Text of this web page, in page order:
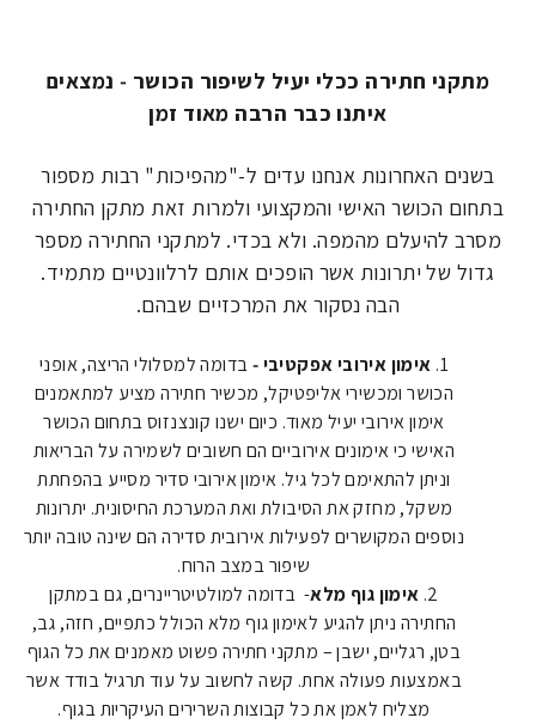
מתקני חתירה ככלי יעיל לשיפור הכושר - נמצאים
איתנו כבר הרבה מאוד זמן
בשנים האחרונות אנחנו עדים ל-"מהפיכות" רבות מספור
בתחום הכושר האישי והמקצועי ולמרות זאת מתקן החתירה
מסרב להיעלם מהמפה. ולא בכדי. למתקני החתירה מספר
גדול של יתרונות אשר הופכים אותם לרלוונטיים מתמיד.
הבה נסקור את המרכזיים שבהם.
אימון אירובי אפקטיבי -בדומה למסלולי הריצה, אופני
הכושר ומכשירי אליפטיקל, מכשיר חתירה מציע למתאמנים
אימון אירובי יעיל מאוד. כיום ישנו קונצנזוס בתחום הכושר
האישי כי אימונים אירוביים הם חשובים לשמירה על הבריאות
וניתן להתאימם לכל גיל. אימון אירובי סדיר מסייע בהפחתת
משקל, מחזק את הסיבולת ואת המערכת החיסונית. יתרונות
נוספים המקושרים לפעילות אירובית סדירה הם שינה טובה יותר
שיפור במצב הרוח.
אימון גוף מלא- בדומה למולטיטריינרים, גם במתקן
החתירה ניתן להגיע לאימון גוף מלא הכולל כתפיים, חזה, גב,
בטן, רגליים, ישבן – מתקני חתירה פשוט מאמנים את כל הגוף
באמצעות פעולה אחת. קשה לחשוב על עוד תרגיל בודד אשר
מצליח לאמן את כל קבוצות השרירים העיקריות בגוף.